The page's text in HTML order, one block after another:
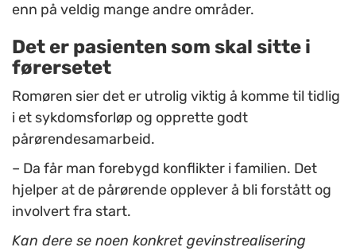
enn på veldig mange andre områder.
Det er pasienten som skal sitte i
førersetet
Romøren sier det er utrolig viktig å komme til tidlig
i et sykdomsforløp og opprette godt
pårørendesamarbeid.
– Da får man forebygd konflikter i familien. Det
hjelper at de pårørende opplever å bli forstått og
involvert fra start.
Kan dere se noen konkret gevinstrealisering